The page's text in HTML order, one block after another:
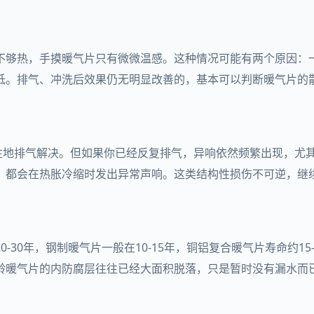
热，手摸暖气片只有微微温感。这种情况可能有两个原因
排气、冲洗后效果仍无明显改善的，基本可以判断暖气片
排气解决。但如果你已经反复排气，异响依然频繁出现，尤
会在热胀冷缩时发出异常声响。这类结构性损伤不可逆，继
30年，钢制暖气片一般在10-15年，铜铝复合暖气片寿命约
气片的内防腐层往往已经大面积脱落，只是暂时没有漏水